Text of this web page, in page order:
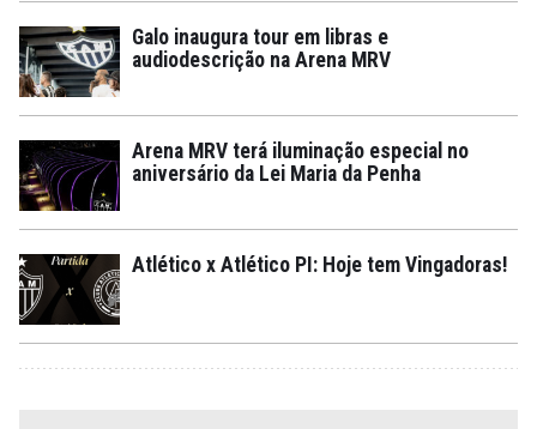
Galo inaugura tour em libras e
audiodescrição na Arena MRV
Arena MRV terá iluminação especial no
aniversário da Lei Maria da Penha
Atlético x Atlético PI: Hoje tem Vingadoras!